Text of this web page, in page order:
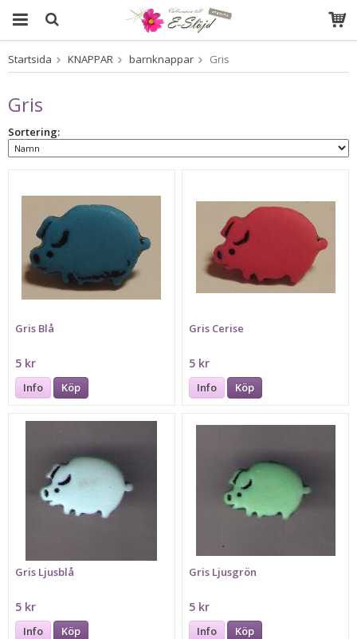
Produkten har blivit tillagd i varukorgen
Startsida KNAPPAR barnknappar Gris
Gris
Sortering:
Gris Blå
5 kr
Info Köp
Gris Cerise
5 kr
Info Köp
Gris Ljusblå
5 kr
Info Köp
Gris Ljusgrön
5 kr
Info Köp